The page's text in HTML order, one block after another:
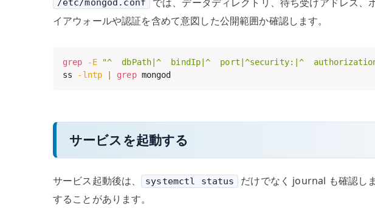
/etc/mongod.conf
イアウォールや認証を含めて意図した公開範囲か確認します。
grep -E "^  dbPath|^  bindIp|^  port|^security:|^
ss -lntp grep mongod
サービスを起動する
サービス起動後は、 systemctl status
だけでなく journal も確認し
することがあります。